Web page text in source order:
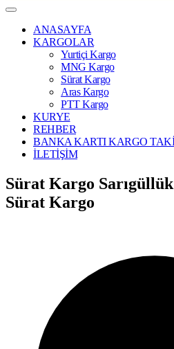
ANASAYFA
KARGOLAR
Yurtiçi Kargo
MNG Kargo
Sürat Kargo
Aras Kargo
PTT Kargo
KURYE
REHBER
BANKA KARTI KARGO
İLETİŞİM
Sürat Kargo
Sürat Kargo